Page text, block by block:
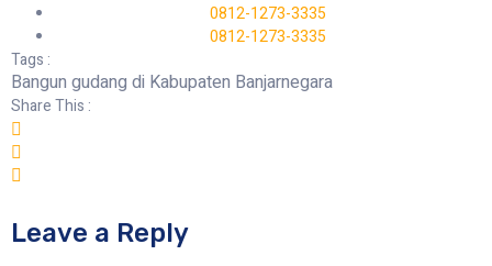
0812-1273-3335
0812-1273-3335
Tags :
Bangun gudang di Kabupaten Banjarnegara
Share This :
Leave a Reply